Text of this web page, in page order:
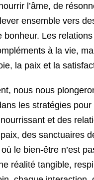
l’âme, de
ensemble vers
bonheur. Les
à la vie,
la paix et la
nous nous
les stratégies pour
et des
des sanctuaires
le bien-être n’est
réalité tangible,